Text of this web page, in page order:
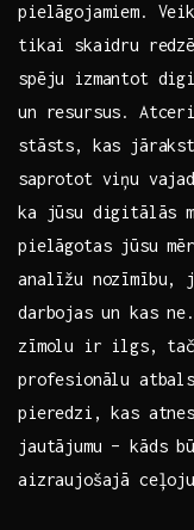
pielāgojamiem.
‌tikai skaidru
spēju izmantot
un resursus.
stāsts, kas
saprotot viņu
ka jūsu digitālās
pielāgotas jūsu
analīžu
darbojas⁤ un kas
zīmolu ir ilgs,
profesionālu
pieredzi, kas
jautājumu – kāds
aizraujošajā